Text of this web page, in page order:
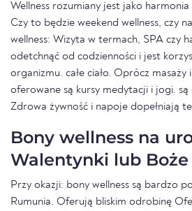
Wellness rozumiany jest jako harmonia
Czy to będzie weekend wellness, czy
wellness: Wizyta w termach, SPA czy
odetchnąć od codzienności i jest
organizmu. całe ciało. Oprócz masaży
oferowane są kursy medytacji i jogi.
Zdrowa żywność i napoje dopełniają
Bony wellness na
Walentynki lub
Przy okazji: bony wellness są bardzo
Rumunia. Oferują bliskim odrobinę